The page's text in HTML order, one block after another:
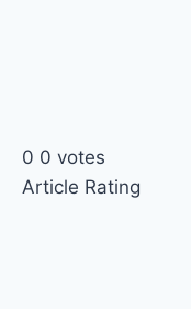
0 0 votes
Article Rating